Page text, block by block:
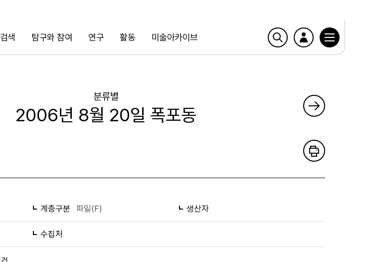
색 탐구와 참여 연구 활동 미술아카이브
검색
분류별
2006년 8월 20일 폭포동
계층구분 파일(F) 생산자
수집처